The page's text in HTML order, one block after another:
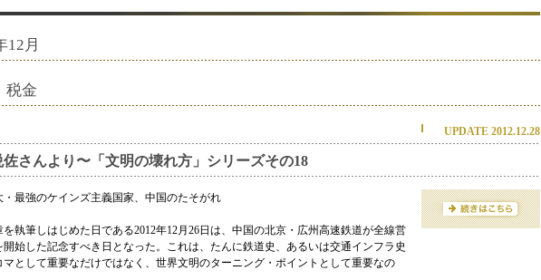
12月
税金
UPDATE 2012.12.28
佐さんより〜「文明の壊れ方」シリーズその18
・最強のケインズ主義国家、中国のたそがれ
を執筆しはじめた日である2012年12月26日は、中国の北京・広州高速鉄道が全線営
開始した記念すべき日となった。これは、たんに鉄道史、あるいは交通インフラ史
マとして重要なだけではなく、世界文明のターニング・ポイントとして重要なの